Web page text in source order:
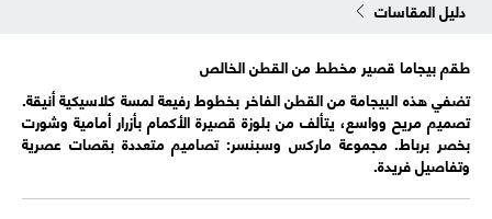
دليل المقاسات
طقم بيجاما قصير مخطط من القطن الخالص
تضفي هذه البيجامة من القطن الفاخر بخطوط رفيعة لمسة كلاسيكية أنيقة.
تصميم مريح وواسع، يتألف من بلوزة قصيرة الأكمام بأزرار أمامية وشورت
بخصر برباط. مجموعة ماركس وسبنسر: تصاميم متعددة بقصات عصرية
وتفاصيل فريدة.